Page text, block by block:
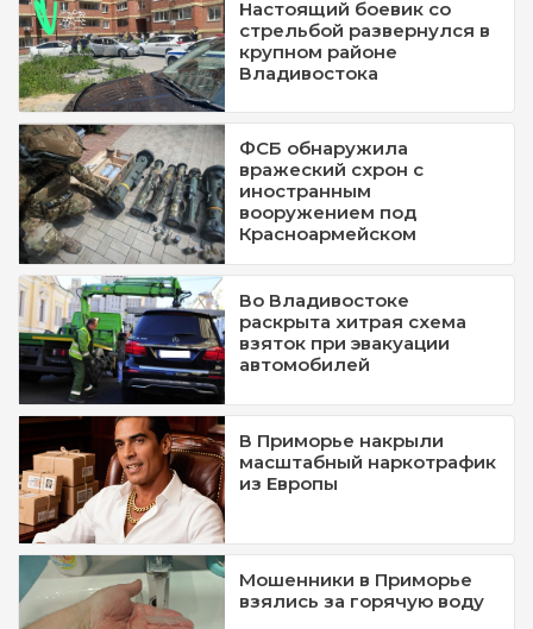
Настоящий боевик со
стрельбой развернулся в
крупном районе
Владивостока
ФСБ обнаружила
вражеский схрон с
иностранным
вооружением под
Красноармейском
Во Владивостоке
раскрыта хитрая схема
взяток при эвакуации
автомобилей
В Приморье накрыли
масштабный наркотрафик
из Европы
Мошенники в Приморье
взялись за горячую воду